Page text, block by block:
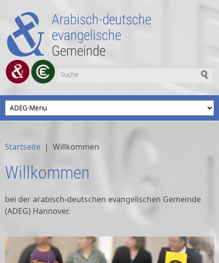
Suchformular
Startseite | Willkommen
Willkommen
bei der arabisch-deutschen evangelischen Gemeinde
(ADEG) Hannover.